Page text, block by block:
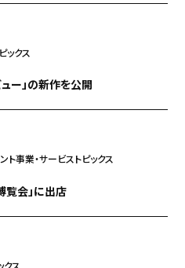
ックス
ー」の新作を公開
ト事業・サービス トピックス
覧会」に出店
クス